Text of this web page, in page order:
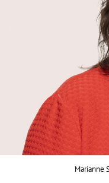
Marianne